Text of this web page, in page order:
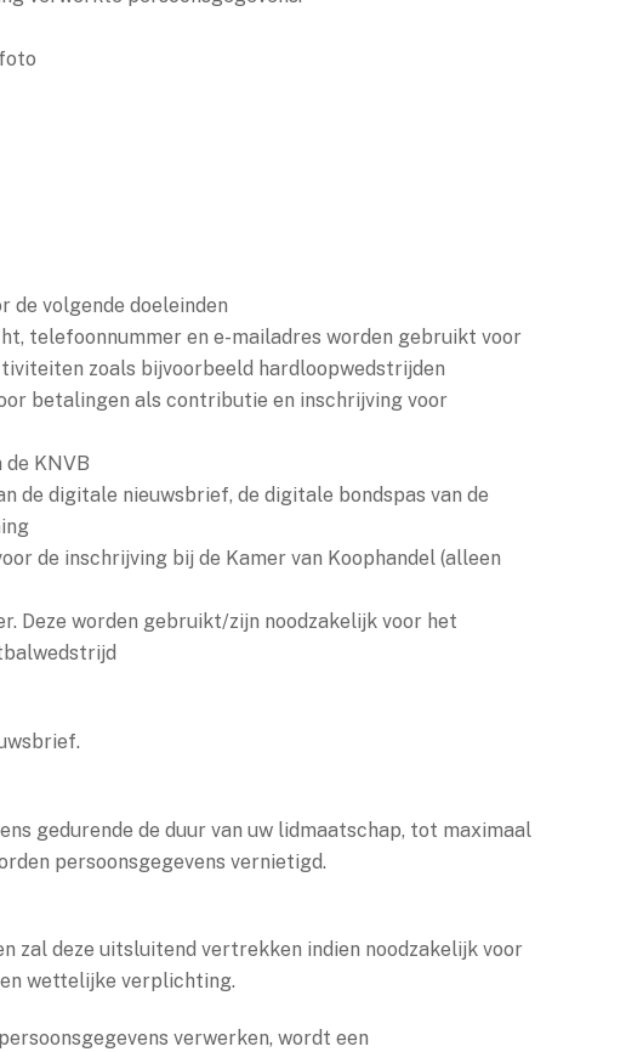
de volgende doeleinden
telefoonnummer en e-mailadres worden gebruikt voor
zoals bijvoorbeeld hardloopwedstrijden
betalingen als contributie en inschrijving voor
KNVB
de digitale nieuwsbrief, de digitale bondspas van de
de inschrijving bij de Kamer van Koophandel (alleen
Deze worden gebruikt/zijn noodzakelijk voor het
gedurende de duur van uw lidmaatschap, tot maximaal
persoonsgegevens vernietigd.
zal deze uitsluitend vertrekken indien noodzakelijk voor
wettelijke verplichting.
verwerken, wordt een